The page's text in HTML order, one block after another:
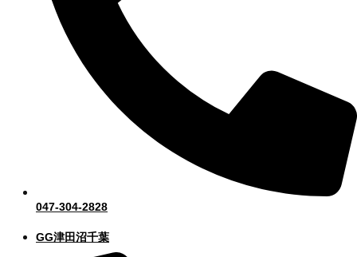
047-304-2828
GG津田沼千葉